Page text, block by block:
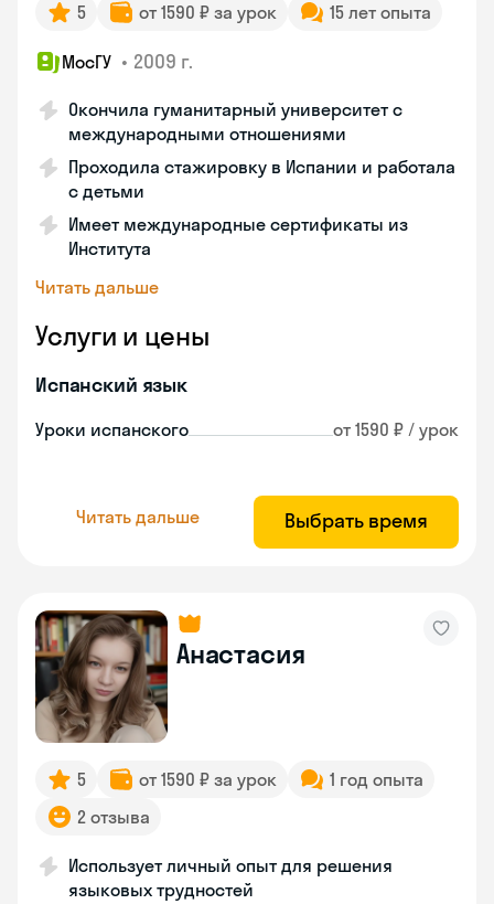
5 от 1590 ₽ за урок 15 лет опыта
МосГУ • 2009 г.
Окончила гуманитарный университет с
международными отношениями
Проходила стажировку в Испании и работала
с детьми
Имеет международные сертификаты из
Института
Читать дальше
Услуги и цены
Испанский язык
Уроки испанского от 1590 ₽ / урок
Читать дальше Выбрать время
Анастасия
5 от 1590 ₽ за урок
1 год опыта
2 отзыва
Использует личный опыт для решения
языковых трудностей